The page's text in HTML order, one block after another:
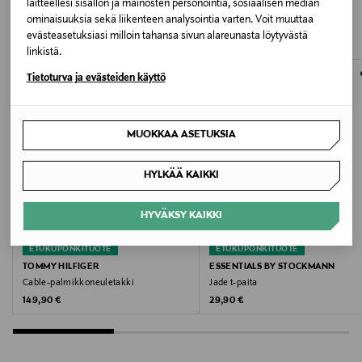
laitteellesi sisällön ja mainosten personointia, sosiaalisen median
ominaisuuksia sekä liikenteen analysointia varten. Voit muuttaa
evästeasetuksiasi milloin tahansa sivun alareunasta löytyvästä
linkistä.
Tietoturva ja evästeiden käyttö
MUOKKAA ASETUKSIA
HYLKÄÄ KAIKKI
HYVÄKSY KAIKKI
Konepesu
Pesulämpötila
30 °C
NAVY EC15030
One size
Valmistusmaa
Kiina
TUOTTEITA
ETUKUPONKITUOTE
TOMMY HILFIGER
Cable-palmikkoneuletakki
Original Price
149,90 €
ETUKUPONKITUOTE
ESSENTIALS BY STOCKMANN
Jade t-paita
Original Price
29,90 €